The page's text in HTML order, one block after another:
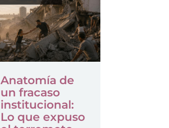
Anatomía de
un fracaso
institucional:
Lo que expuso